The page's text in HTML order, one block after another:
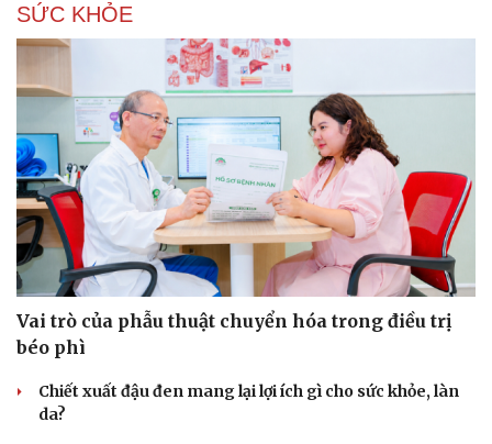
SỨC KHỎE
Vai trò của phẫu thuật chuyển hóa trong điều trị
béo phì
Chiết xuất đậu đen mang lại lợi ích gì cho sức khỏe, làn
da?